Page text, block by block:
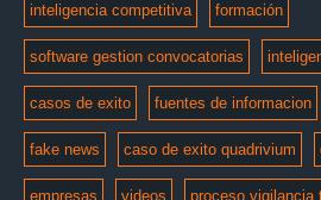
inteligencia competitiva formación
software gestion convocatorias
casos de exito fuentes de informacion
fake news caso de exito quadrivium
empresas videos proceso vigilancia